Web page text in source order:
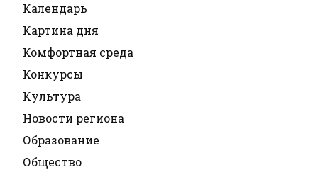
Календарь
Картина дня
Комфортная среда
Конкурсы
Культура
Новости региона
Образование
Общество